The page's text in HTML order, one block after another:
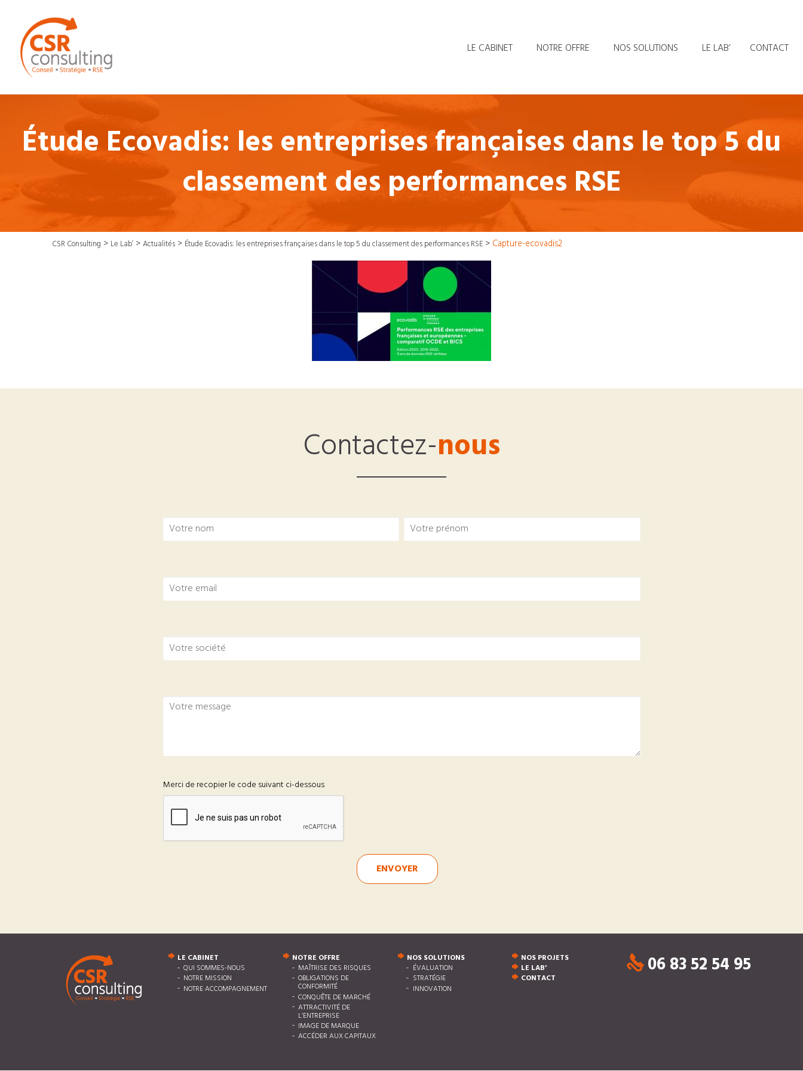
LE CABINET NOTRE OFFRE NOS SOLUTIONS LE LAB’ CONTACT
Étude Ecovadis: les entreprises françaises dans le top 5 du
classement des performances RSE
CSR Consulting > Le Lab’ >Actualités > Étude Ecovadis: les entreprises françaises dans le top 5 du classement des performances RSE > Capture-ecovadis2
Contactez-nous
Merci de recopier le code suivant ci-dessous
ENVOYER
LE CABINET
QUI SOMMES-NOUS
NOTRE MISSION
NOTRE ACCOMPAGNEMENT
NOTRE OFFRE
MAÎTRISE DES RISQUES
OBLIGATIONS DE
CONFORMITÉ
CONQUÊTE DE MARCHÉ
ATTRACTIVITÉ DE
L’ENTREPRISE
IMAGE DE MARQUE
ACCÉDER AUX CAPITAUX
NOS SOLUTIONS
ÉVALUATION
STRATÉGIE
INNOVATION
NOS PROJETS
LE LAB’
CONTACT
06 83 52 54 95